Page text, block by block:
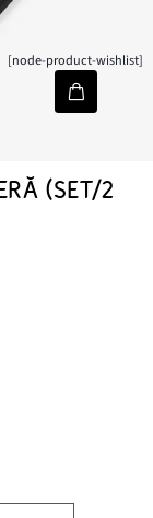
[node-product-wishlist]
(SET/2